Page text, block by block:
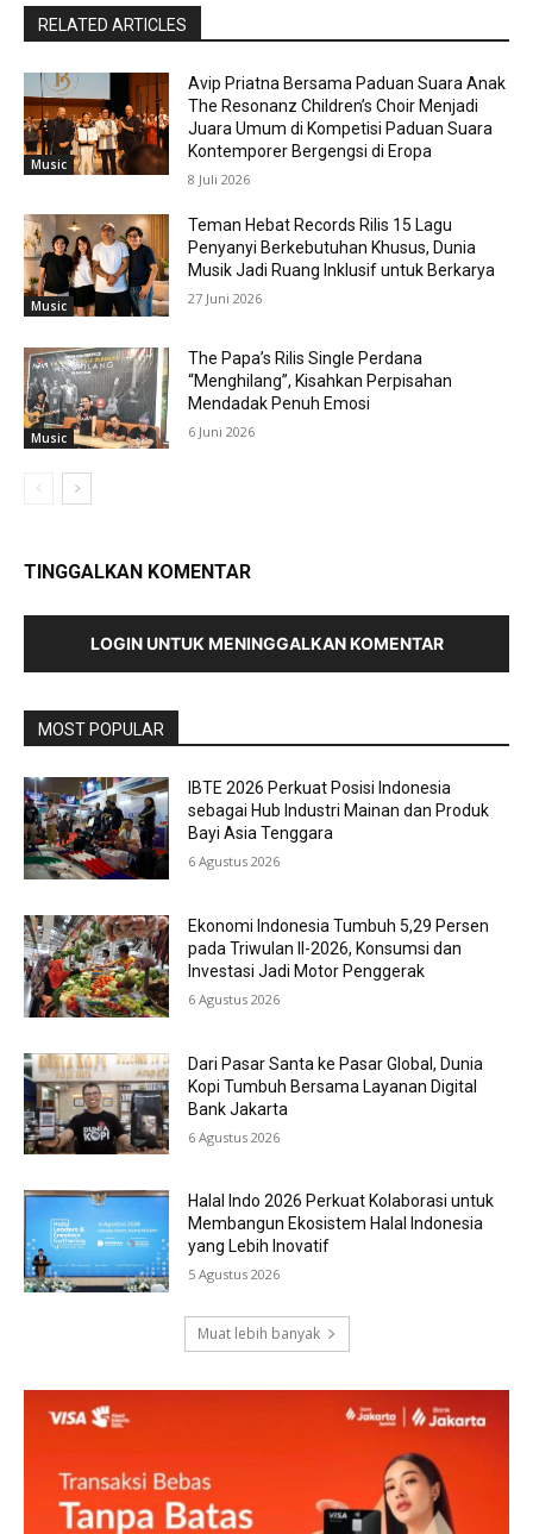
RELATED ARTICLES
Music
Avip Priatna Bersama Paduan Suara Anak
The Resonanz Children’s Choir Menjadi
Juara Umum di Kompetisi Paduan Suara
Kontemporer Bergengsi di Eropa
8 Juli 2026
Music
Teman Hebat Records Rilis 15 Lagu
Penyanyi Berkebutuhan Khusus, Dunia
Musik Jadi Ruang Inklusif untuk Berkarya
27 Juni 2026
Music
The Papa’s Rilis Single Perdana
“Menghilang”, Kisahkan Perpisahan
Mendadak Penuh Emosi
6 Juni 2026
TINGGALKAN KOMENTAR
LOGIN UNTUK MENINGGALKAN KOMENTAR
MOST POPULAR
IBTE 2026 Perkuat Posisi Indonesia
sebagai Hub Industri Mainan dan Produk
Bayi Asia Tenggara
6 Agustus 2026
Ekonomi Indonesia Tumbuh 5,29 Persen
pada Triwulan II-2026, Konsumsi dan
Investasi Jadi Motor Penggerak
6 Agustus 2026
Dari Pasar Santa ke Pasar Global, Dunia
Kopi Tumbuh Bersama Layanan Digital
Bank Jakarta
6 Agustus 2026
Halal Indo 2026 Perkuat Kolaborasi untuk
Membangun Ekosistem Halal Indonesia
yang Lebih Inovatif
5 Agustus 2026
Muat lebih banyak